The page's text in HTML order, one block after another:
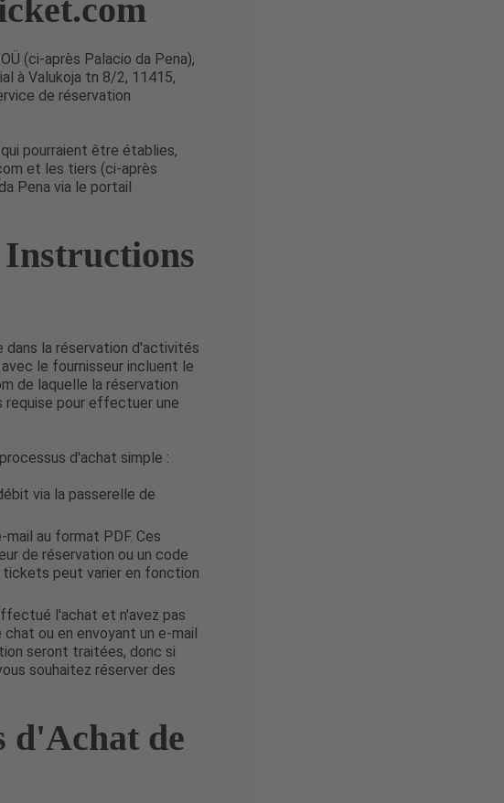
(ci-après Palacio da Pena),
à Valukoja tn 8/2, 11415,
de réservation
pourraient être établies,
et les tiers (ci-après
Pena via le portail
Instructions
dans la réservation d'activités
le fournisseur incluent le
de laquelle la réservation
pour effectuer une
d'achat simple :
via la passerelle de
au format PDF. Ces
de réservation ou un code
tickets peut varier en fonction
l'achat et n'avez pas
ou en envoyant un e-mail
seront traitées, donc si
souhaitez réserver des
d'Achat de